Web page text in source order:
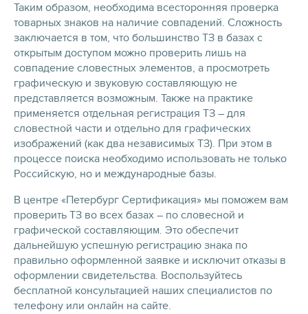
Таким образом, необходима всесторонняя проверка
товарных знаков на наличие совпадений. Сложность
заключается в том, что большинство ТЗ в базах с
открытым доступом можно проверить лишь на
совпадение словестных элементов, а просмотреть
графическую и звуковую составляющую не
представляется возможным. Также на практике
применяется отдельная регистрация ТЗ – для
словестной части и отдельно для графических
изображений (как два независимых ТЗ). При этом в
процессе поиска необходимо использовать не только
Российскую, но и международные базы.
В центре «Петербург Сертификация» мы поможем вам
проверить ТЗ во всех базах – по словесной и
графической составляющим. Это обеспечит
дальнейшую успешную регистрацию знака по
правильно оформленной заявке и исключит отказы в
оформлении свидетельства. Воспользуйтесь
бесплатной консультацией наших специалистов по
телефону или онлайн на сайте.